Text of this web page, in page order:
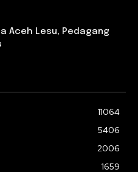
Aceh Lesu, Pedagang
11064
5406
2006
1659